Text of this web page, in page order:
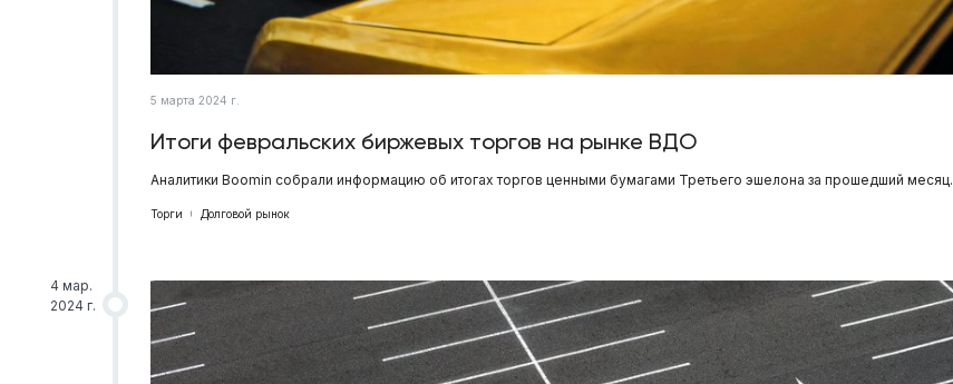
5 марта 2024 г.
Итоги февральских биржевых торгов на рынке ВДО
Аналитики Boomin собрали информацию об итогах торгов ценными бумагами Третьего эшелона за прошедший месяц.
Торги Долговой рынок
4 мар.
2024 г.